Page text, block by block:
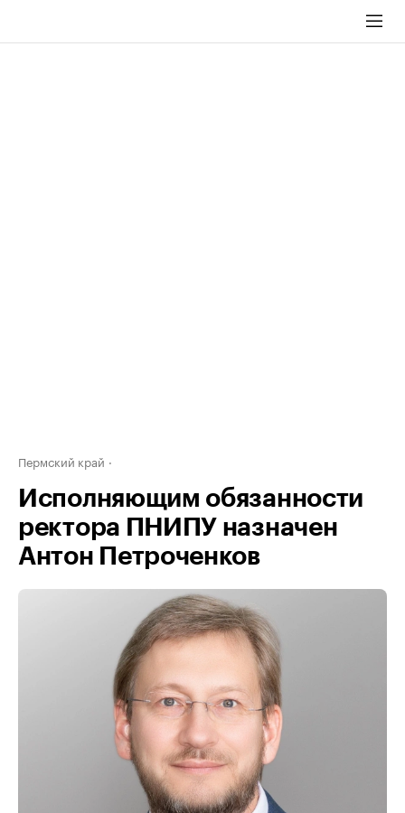
Пермский край
Исполняющим обязанности
ректора ПНИПУ назначен
Антон Петроченков